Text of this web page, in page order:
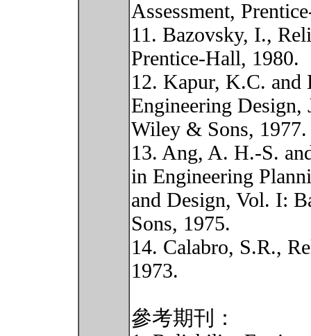
Assessment,
11. Bazovsky, I.,
Prentice-Hall, 1980.
12. Kapur, K.C.
Engineering Design,
Wiley & Sons, 1977.
13. Ang, A. H.-S.
in Engineering
and Design, Vol. I:
Sons, 1975.
14. Calabro, S.R.,
1973.
參考期刊：